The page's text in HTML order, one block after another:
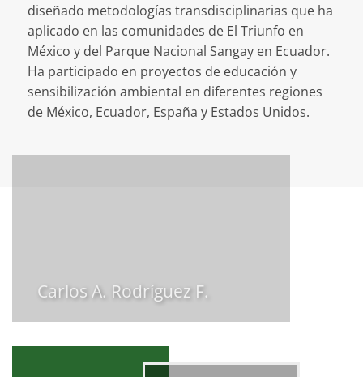
diseñado metodologías transdisciplinarias que ha
aplicado en las comunidades de El Triunfo en
México y del Parque Nacional Sangay en Ecuador.
Ha participado en proyectos de educación y
sensibilización ambiental en diferentes regiones
de México, Ecuador, España y Estados Unidos.
Carlos A. Rodríguez F.